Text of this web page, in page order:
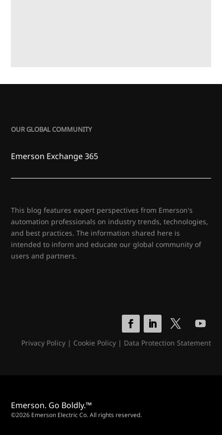
OUR GLOBAL COMMUNITY
Emerson Exchange 365
This blog features expert perspectives from Emerson's
automation professionals on industry trends, technologies,
and best practices. The information shared here is
intended to inform and educate our global community of
users and partners.
Privacy Policy| Cookie Policy| Data Protection Statement
Emerson. Go Boldly.™
©2026 Emerson Electric Co. All rights reserved.